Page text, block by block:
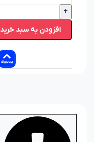
+
افزودن به سبد خرید